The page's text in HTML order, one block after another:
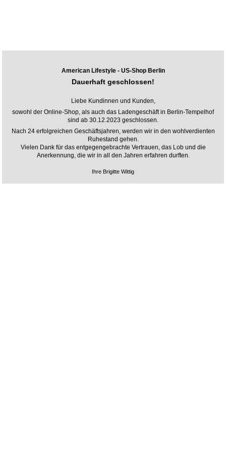
American Lifestyle - US-Shop Berlin
Dauerhaft geschlossen!
Liebe Kundinnen und Kunden,
sowohl der Online-Shop, als auch das Ladengeschäft in Berlin-Tempelhof
sind ab 30.12.2023 geschlossen.
Nach 24 erfolgreichen Geschäftsjahren, werden wir in den wohlverdienten
Ruhestand gehen.
Vielen Dank für das entgegengebrachte Vertrauen, das Lob und die
Anerkennung, die wir in all den Jahren erfahren durften.
Ihre Brigitte Wittig